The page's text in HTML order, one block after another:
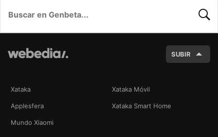
SUBIR
Xataka Xataka Móvil
Applesfera Xataka Smart Home
Mundo Xiaomi